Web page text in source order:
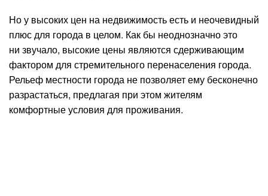
Но у высоких цен на недвижимость есть и неочевидный
плюс для города в целом. Как бы неоднозначно это
ни звучало, высокие цены являются сдерживающим
фактором для стремительного перенаселения города.
Рельеф местности города не позволяет ему бесконечно
разрастаться, предлагая при этом жителям
комфортные условия для проживания.